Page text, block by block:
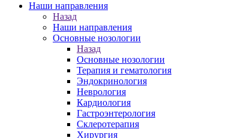
Наши направления
Назад
Наши направления
Основные нозологии
Назад
Основные нозологии
Терапия и гематология
Эндокринология
Неврология
Кардиология
Гастроэнтерология
Склеротерапия
Хирургия